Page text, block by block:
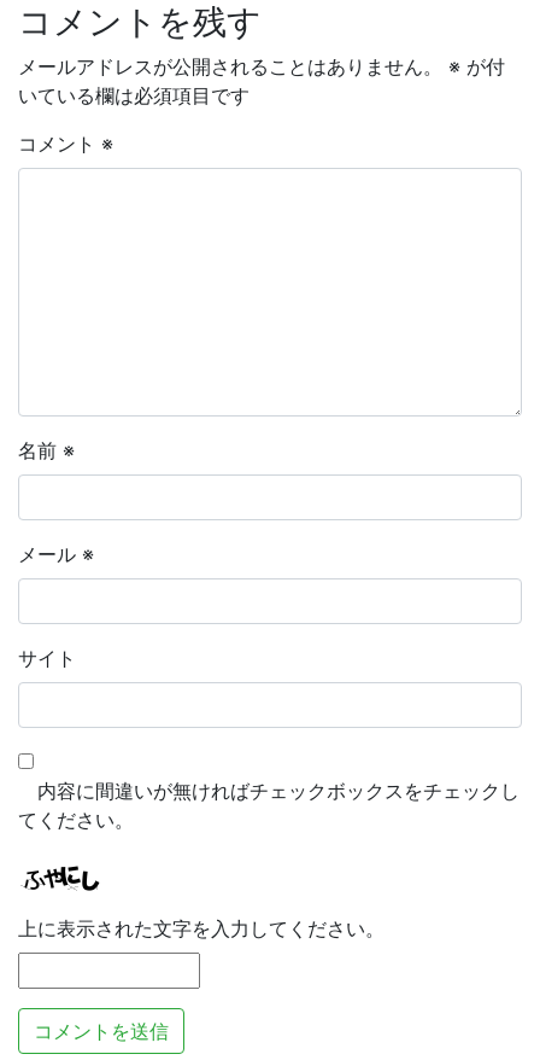
コメントを残す
メールアドレスが公開されることはありません。 ※ が付
いている欄は必須項目です
コメント ※
名前 ※
メール ※
サイト
内容に間違いが無ければチェックボックスをチェックし
てください。
上に表示された文字を入力してください。